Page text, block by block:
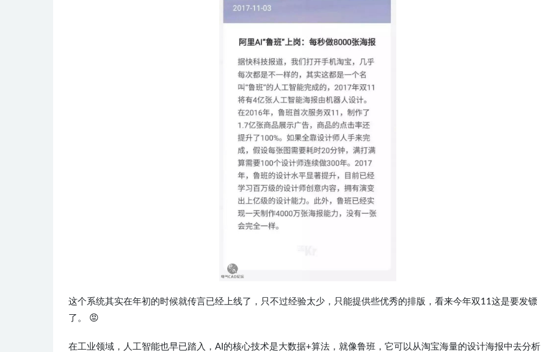
这个系统其实在年初的时候就传言已经上线了，只不过经验太少，只能提供些优秀的排版，看来今年双11这是要发镖
了。 😡
在工业领域，人工智能也早已踏入，AI的核心技术是大数据+算法，就像鲁班，它可以从淘宝海量的设计海报中去分析